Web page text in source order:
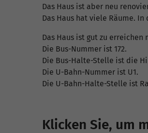
Das Haus ist aber neu
Das Haus hat viele Räume. In
Das Haus ist gut zu
Die Bus-Nummer ist 172.
Die Bus-Halte-Stelle ist die
Die U-Bahn-Nummer ist U1.
Die U-Bahn-Halte-Stelle ist
Klicken Sie, um